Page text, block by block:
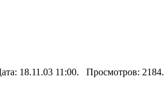
18.11.03 11:00. Просмотров: 2184.